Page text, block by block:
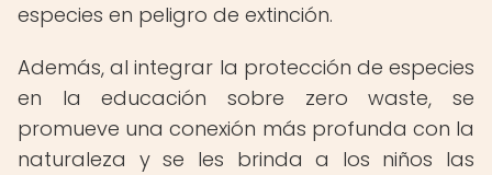
especies en peligro de extinción.
Además, al integrar la protección de especies
en la educación sobre zero waste, se
promueve una conexión más profunda con la
naturaleza y se les brinda a los niños las